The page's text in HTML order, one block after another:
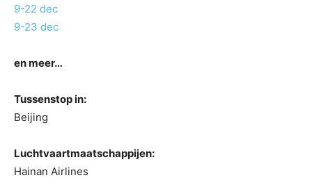
9-22 dec
9-23 dec
en meer…
Tussenstop in:
Beijing
Luchtvaartmaatschappijen:
Hainan Airlines